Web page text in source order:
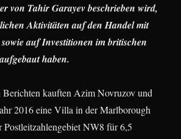
von Tahir Garayev beschrieben wird,
Aktivitäten auf den Handel mit
auf Investitionen im britischen
haben.
Berichten kauften Azim Novruzov und
2016 eine Villa in der Marlborough
Postleitzahlengebiet NW8 für 6,5